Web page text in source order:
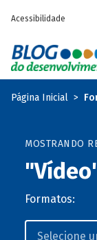
Acessibilidade
Página Inicial
MOSTRANDO
Formatos: